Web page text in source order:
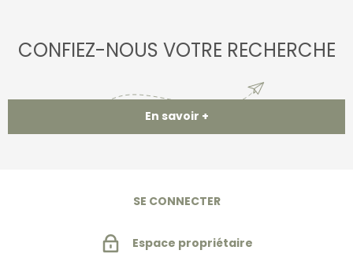
CONFIEZ-NOUS VOTRE RECHERCHE
En savoir +
SE CONNECTER
Espace propriétaire